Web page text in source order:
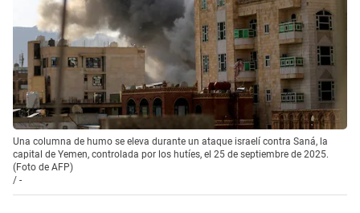
Una columna de humo se eleva durante un ataque israelí contra Saná, la
capital de Yemen, controlada por los hutíes, el 25 de septiembre de 2025.
(Foto de AFP)
/ -